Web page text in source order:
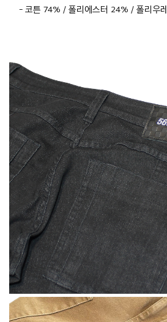
- 코튼 74% / 폴리에스터 24% / 폴리우